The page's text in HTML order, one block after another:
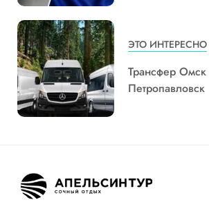
ЭТО ИНТЕРЕСНО
Трансфер
Петропавловск